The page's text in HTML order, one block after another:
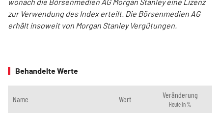
zur Verwendung des Index erteilt. Die Börsenmedien AG
erhält insoweit von Morgan Stanley Vergütungen.
Behandelte Werte
Name Wert Veränderung
Heute in %